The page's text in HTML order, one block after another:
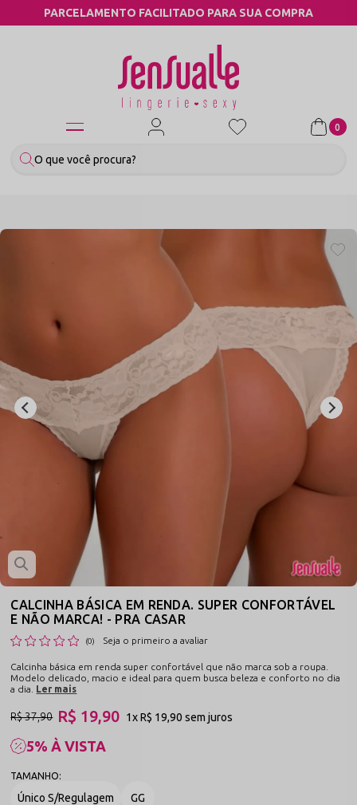
SUA COMPRA COMPRE PELO
0
CALCINHA BÁSICA EM RENDA. SUPER CONFORTÁVEL
E NÃO MARCA! - PRA CASAR
(0) Seja o primeiro a avaliar
Calcinha básica em renda super confortável que não marca sob a roupa.
Modelo delicado, macio e ideal para quem busca beleza e conforto no dia
a dia.
Ler mais
5% À VISTA
R$ 37,90 R$ 19,90 1xR$ 19,90sem juros
Único S/Regulagem GG